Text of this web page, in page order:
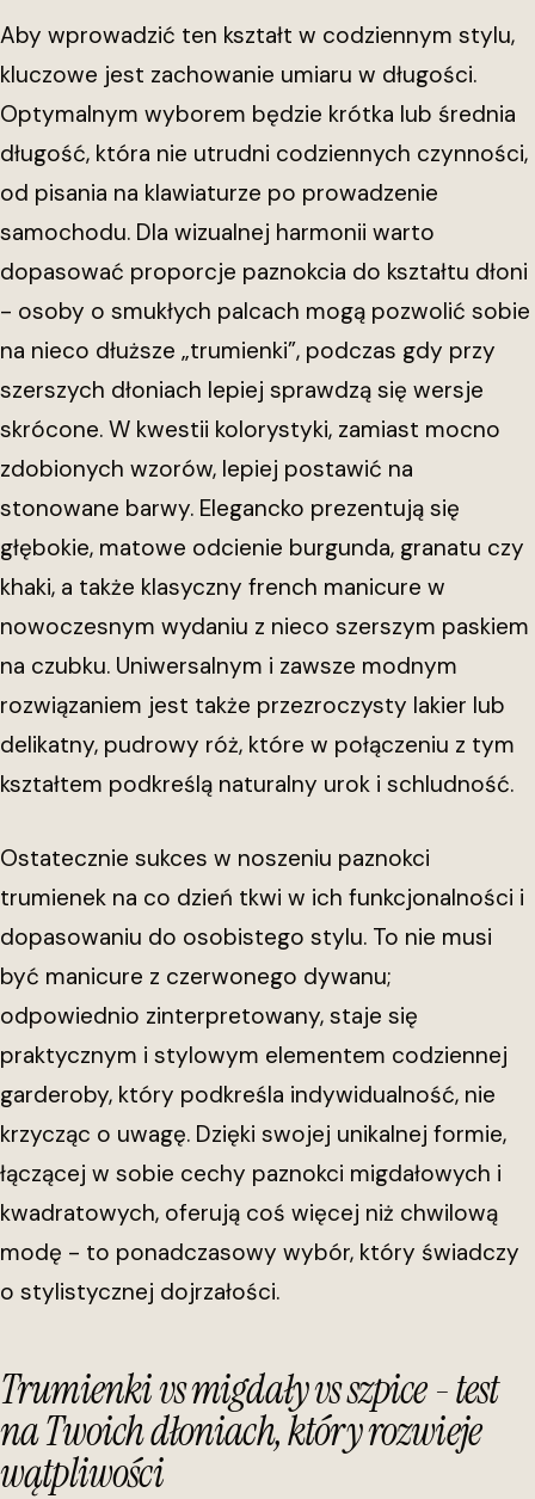
Aby wprowadzić ten kształt w codziennym stylu,
kluczowe jest zachowanie umiaru w długości.
Optymalnym wyborem będzie krótka lub średnia
długość, która nie utrudni codziennych czynności,
od pisania na klawiaturze po prowadzenie
samochodu. Dla wizualnej harmonii warto
dopasować proporcje paznokcia do kształtu dłoni
- osoby o smukłych palcach mogą pozwolić sobie
na nieco dłuższe „trumienki”, podczas gdy przy
szerszych dłoniach lepiej sprawdzą się wersje
skrócone. W kwestii kolorystyki, zamiast mocno
zdobionych wzorów, lepiej postawić na
stonowane barwy. Elegancko prezentują się
głębokie, matowe odcienie burgunda, granatu czy
khaki, a także klasyczny french manicure w
nowoczesnym wydaniu z nieco szerszym paskiem
na czubku. Uniwersalnym i zawsze modnym
rozwiązaniem jest także przezroczysty lakier lub
delikatny, pudrowy róż, które w połączeniu z tym
kształtem podkreślą naturalny urok i schludność.
Ostatecznie sukces w noszeniu paznokci
trumienek na co dzień tkwi w ich funkcjonalności i
dopasowaniu do osobistego stylu. To nie musi
być manicure z czerwonego dywanu;
odpowiednio zinterpretowany, staje się
praktycznym i stylowym elementem codziennej
garderoby, który podkreśla indywidualność, nie
krzycząc o uwagę. Dzięki swojej unikalnej formie,
łączącej w sobie cechy paznokci migdałowych i
kwadratowych, oferują coś więcej niż chwilową
modę - to ponadczasowy wybór, który świadczy
o stylistycznej dojrzałości.
Trumienki vs migdały vs szpice - test
na Twoich dłoniach, który rozwieje
wątpliwości